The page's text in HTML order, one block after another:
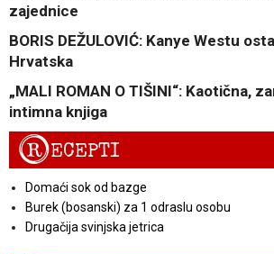
zajednice
BORIS DEŽULOVIĆ: Kanye Westu
Hrvatska
„MALI ROMAN O TIŠINI“: Kaotična,
intimna knjiga
RECEPTI
Domaći sok od bazge
Burek (bosanski) za 1 odraslu osobu
Drugačija svinjska jetrica